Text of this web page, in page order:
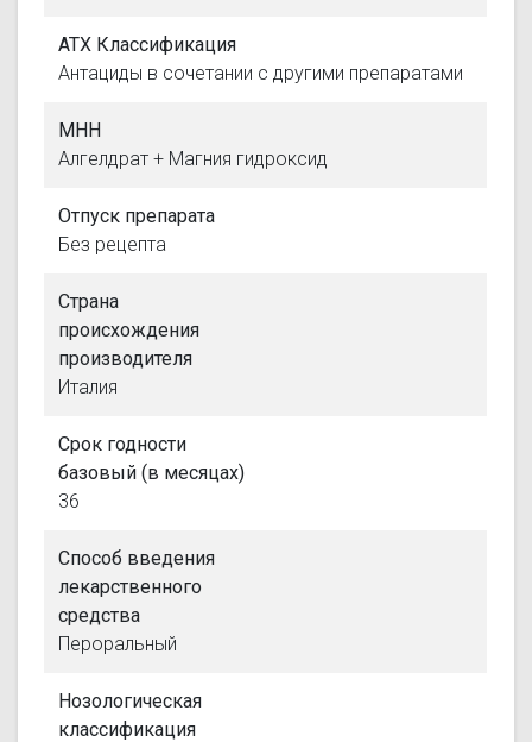
АТХ Классификация
Антациды в сочетании с другими препаратами
МНН
Алгелдрат + Магния гидроксид
Отпуск препарата
Без рецепта
Страна
происхождения
производителя
Италия
Срок годности
базовый (в месяцах)
36
Способ введения
лекарственного
средства
Пероральный
Нозологическая
классификация